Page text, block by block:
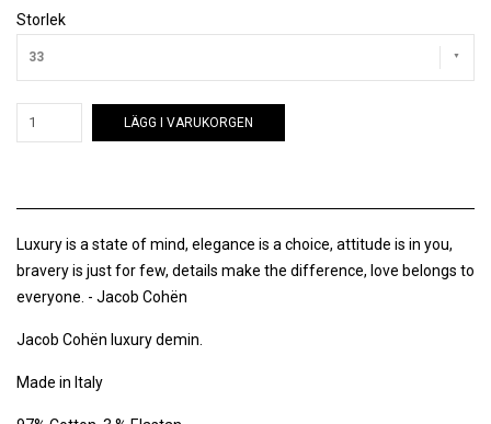
Storlek
33
LÄGG I VARUKORGEN
Luxury is a state of mind, elegance is a choice, attitude is in you,
bravery is just for few, details make the difference, love belongs to
everyone. - Jacob Cohën
Jacob Cohën luxury demin.
Made in Italy